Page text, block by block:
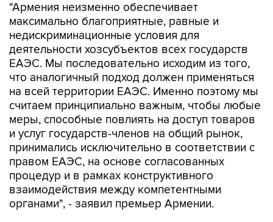
"Армения неизменно обеспечивает
максимально благоприятные, равные и
недискриминационные условия для
деятельности хозсубъектов всех государств
ЕАЭС. Мы последовательно исходим из того,
что аналогичный подход должен применяться
на всей территории ЕАЭС. Именно поэтому мы
считаем принципиально важным, чтобы любые
меры, способные повлиять на доступ товаров
и услуг государств-членов на общий рынок,
принимались исключительно в соответствии с
правом ЕАЭС, на основе согласованных
процедур и в рамках конструктивного
взаимодействия между компетентными
органами", - заявил премьер Армении.